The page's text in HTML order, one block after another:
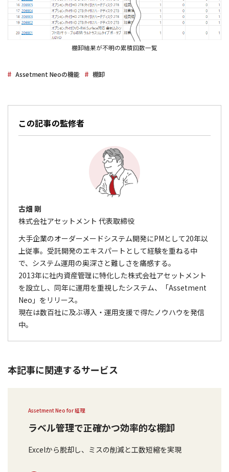
棚卸結果が不明の累積回数一覧
Assetment Neoの機能 棚卸
この記事の監修者
古畑 剛
株式会社アセットメント 代表取締役
大手企業のオーダーメードシステム開発にPMとして20年以
上従事。受託開発のエキスパートとして経験を重ねる中
で、システム運用の奥深さと難しさを痛感する。
2013年に社内資産管理に特化した株式会社アセットメント
を設立し、同年に運用を重視したシステム、「Assetment
Neo」をリリース。
現在は数百社に及ぶ導入・運用支援で得たノウハウを発信
中。
本記事に関連するサービス
Assetment Neo for 経理
ラベル管理で正確かつ効率的な棚卸
Excelから脱却し、ミスの削減と工数短縮を実現